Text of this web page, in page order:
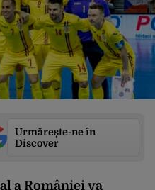
Urmărește-ne în
Discover
a României va